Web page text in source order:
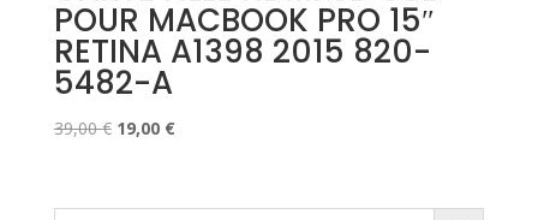
POUR MACBOOK PRO 15″
RETINA A1398 2015 820-
5482-A
39,00€ Le
était :
19,00 €Le
est :